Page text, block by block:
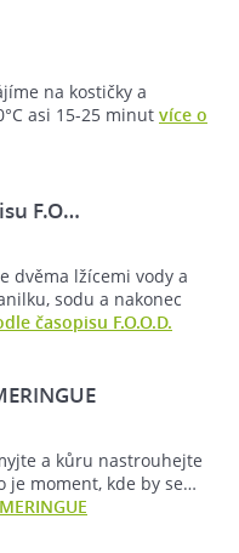
na kostičky a
asi 15-25 minut více o
F.O…
dvěma lžícemi vody a
sodu a nakonec
časopisu F.O.O.D.
a kůru nastrouhejte
je moment, kde by se…